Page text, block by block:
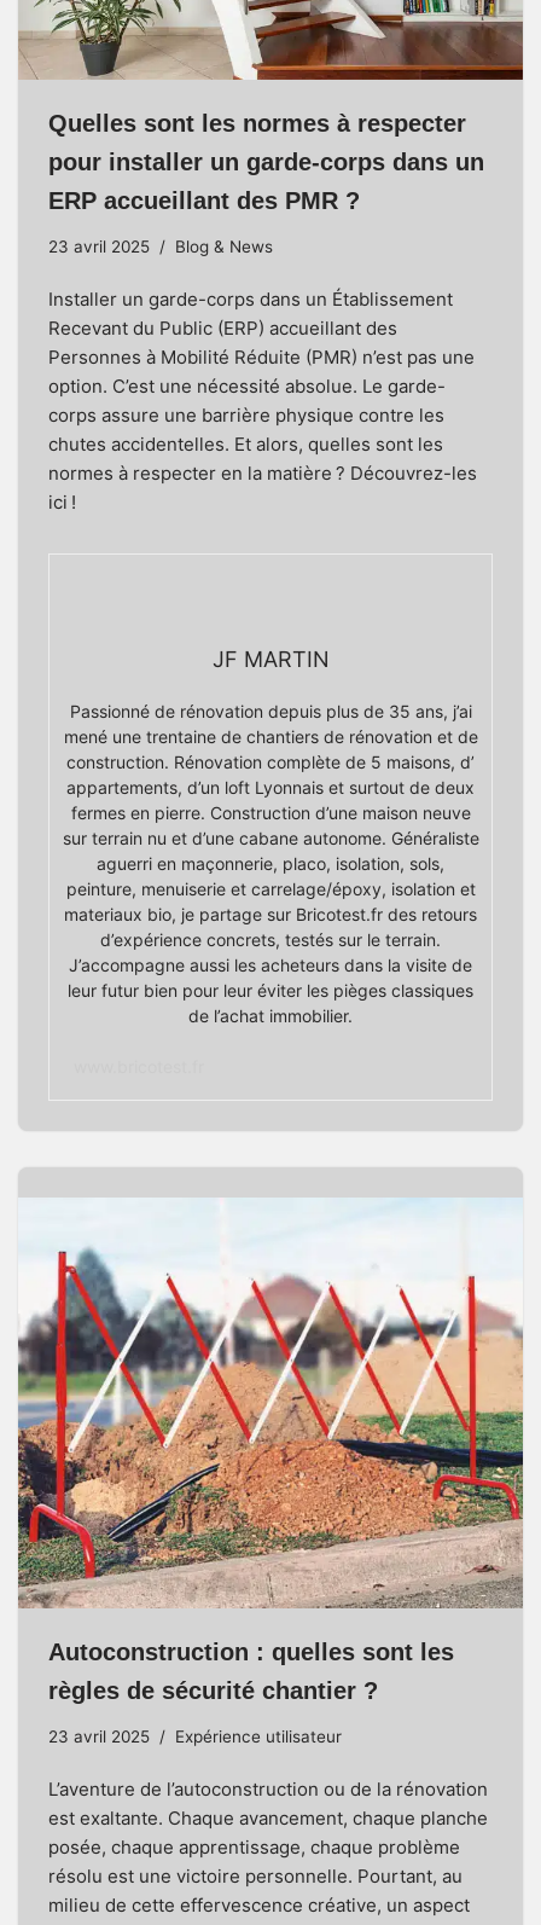
Quelles sont les normes à respecter
pour installer un garde-corps dans un
ERP accueillant des PMR ?
23 avril 2025 Blog & News
Installer un garde-corps dans un Établissement
Recevant du Public (ERP) accueillant des
Personnes à Mobilité Réduite (PMR) n’est pas une
option. C’est une nécessité absolue. Le garde-
corps assure une barrière physique contre les
chutes accidentelles. Et alors, quelles sont les
normes à respecter en la matière ? Découvrez-les
ici !
JF MARTIN
Passionné de rénovation depuis plus de 35 ans, j’ai
mené une trentaine de chantiers de rénovation et de
construction. Rénovation complète de 5 maisons, d’
appartements, d’un loft Lyonnais et surtout de deux
fermes en pierre. Construction d’une maison neuve
sur terrain nu et d’une cabane autonome. Généraliste
aguerri en maçonnerie, placo, isolation, sols,
peinture, menuiserie et carrelage/époxy, isolation et
materiaux bio, je partage sur Bricotest.fr des retours
d’expérience concrets, testés sur le terrain.
J’accompagne aussi les acheteurs dans la visite de
leur futur bien pour leur éviter les pièges classiques
de l’achat immobilier.
Autoconstruction : quelles sont les
règles de sécurité chantier ?
23 avril 2025 Expérience utilisateur
L’aventure de l’autoconstruction ou de la rénovation
est exaltante. Chaque avancement, chaque planche
posée, chaque apprentissage, chaque problème
résolu est une victoire personnelle. Pourtant, au
milieu de cette effervescence créative, un aspect